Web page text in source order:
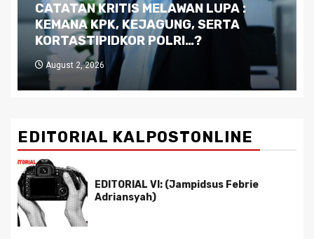
Dilema Kaltim di Tengah Krisis:
Kutukan Sumber Daya Alam dan
Pemimpin yang Tak Kreatif
July 29, 2026
EDITORIAL KALPOSTONLINE
EDITORIAL VI: (Jampidsus Febrie
Adriansyah)